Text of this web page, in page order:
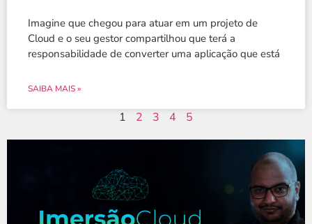
Imagine que chegou para atuar em um projeto de
Cloud e o seu gestor compartilhou que terá a
responsabilidade de converter uma aplicação que está
SAIBA MAIS »
1 2 3 4 5